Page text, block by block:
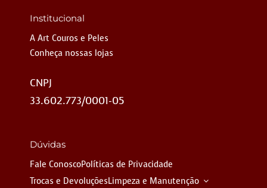
Institucional
A Art Couros e Peles
Conheça nossas lojas
CNPJ
33.602.773/0001-05
Dúvidas
Fale ConoscoPolíticas de Privacidade
Trocas e DevoluçõesLimpeza e Manutenção